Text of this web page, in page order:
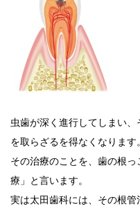
虫歯が深く進行してしまい
を取らざるを得なくなります。
その治療のことを、歯の根
療」と言います。
実は太田歯科には、その根